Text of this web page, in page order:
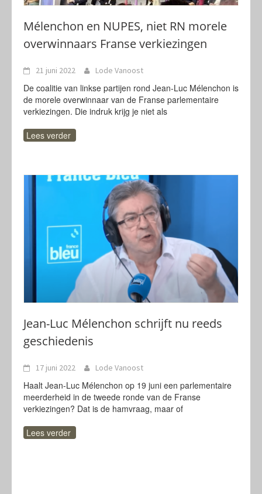
Mélenchon en NUPES, niet RN morele
overwinnaars Franse verkiezingen
21 juni 2022 Lode Vanoost
De coalitie van linkse partijen rond Jean-Luc Mélenchon is
de morele overwinnaar van de Franse parlementaire
verkiezingen. Die indruk krijg je niet als
Lees verder
Jean-Luc Mélenchon schrijft nu reeds
geschiedenis
17 juni 2022 Lode Vanoost
Haalt Jean-Luc Mélenchon op 19 juni een parlementaire
meerderheid in de tweede ronde van de Franse
verkiezingen? Dat is de hamvraag, maar of
Lees verder